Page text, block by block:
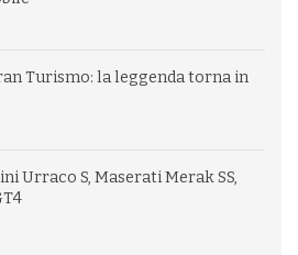
Turismo: la leggenda torna in
Urraco S, Maserati Merak SS,